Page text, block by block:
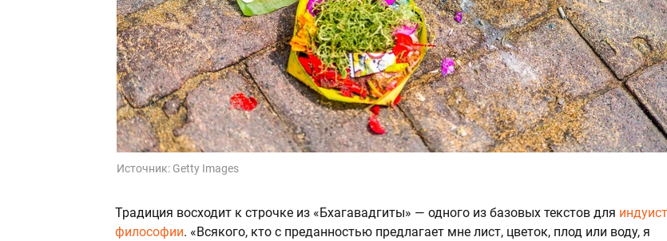
Источник: Getty Images
Традиция восходит к строчке из «Бхагавадгиты» — одного из базовых текстов для
философии. «Всякого, кто с преданностью предлагает мне лист, цветок, плод или воду, я